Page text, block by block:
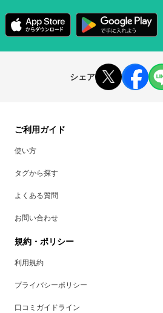
シェア
ご利用ガイド
使い方
タグから探す
よくある質問
お問い合わせ
規約・ポリシー
利用規約
プライバシーポリシー
口コミガイドライン